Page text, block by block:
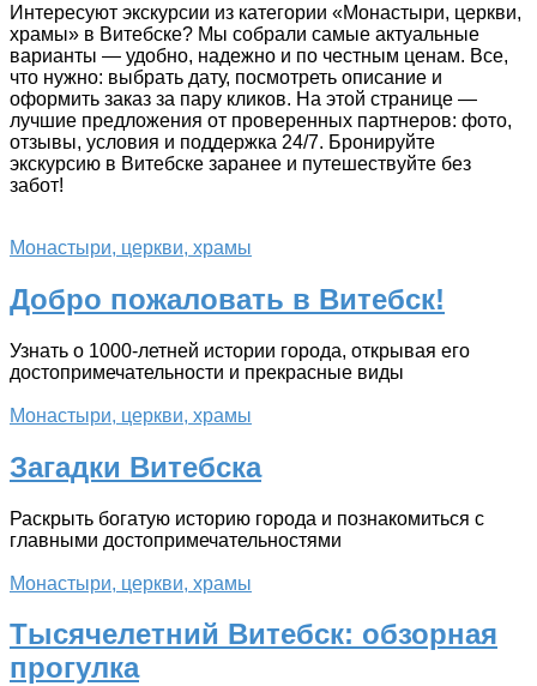
Интересуют экскурсии из категории «Монастыри, церкви,
храмы» в Витебске? Мы собрали самые актуальные
варианты — удобно, надежно и по честным ценам. Все,
что нужно: выбрать дату, посмотреть описание и
оформить заказ за пару кликов. На этой странице —
лучшие предложения от проверенных партнеров: фото,
отзывы, условия и поддержка 24/7. Бронируйте
экскурсию в Витебске заранее и путешествуйте без
забот!
Монастыри, церкви, храмы
Добро пожаловать в Витебск!
Узнать о 1000-летней истории города, открывая его
достопримечательности и прекрасные виды
Монастыри, церкви, храмы
Загадки Витебска
Раскрыть богатую историю города и познакомиться с
главными достопримечательностями
Монастыри, церкви, храмы
Тысячелетний Витебск: обзорная
прогулка